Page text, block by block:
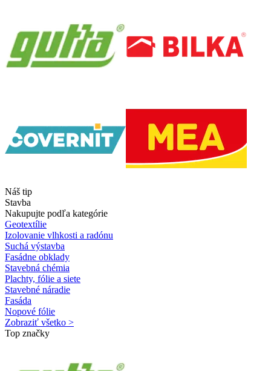
Náš tip
Stavba
Nakupujte podľa kategórie
Geotextílie
Izolovanie vlhkosti a radónu
Suchá výstavba
Fasádne obklady
Stavebná chémia
Plachty, fólie a siete
Stavebné náradie
Fasáda
Nopové fólie
Zobraziť všetko >
Top značky